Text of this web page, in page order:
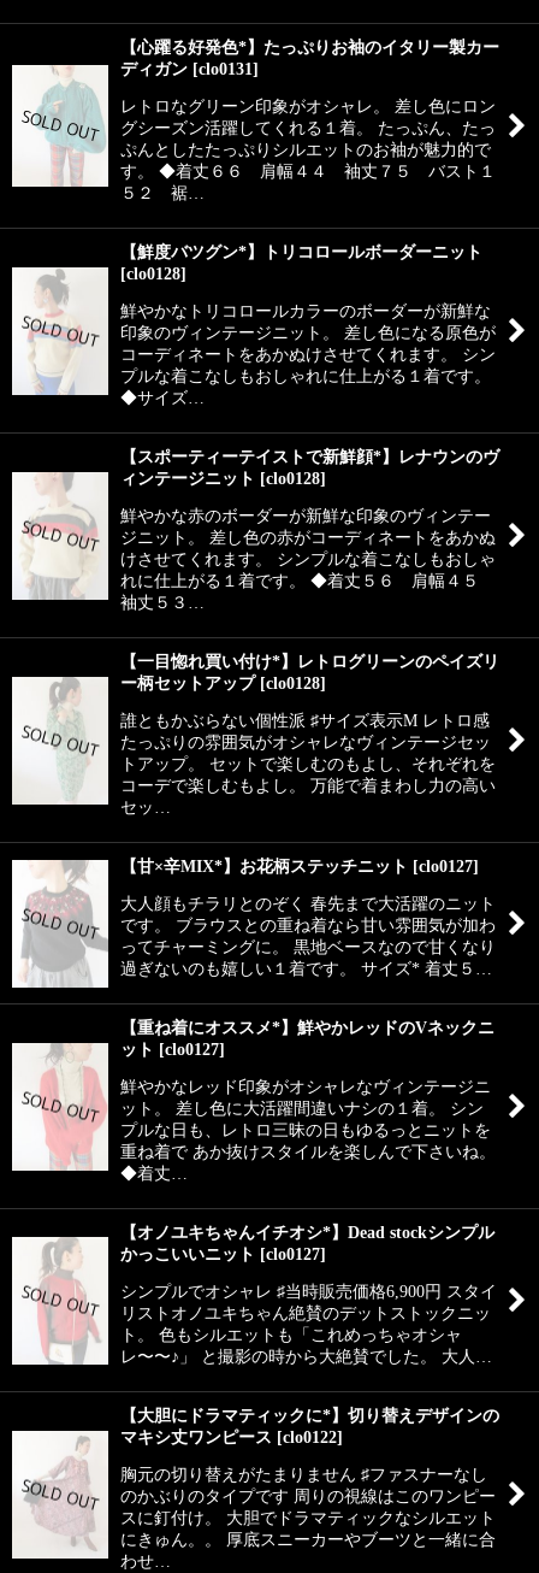
【心躍る好発色*】たっぷりお袖のイタリー製カー
ディガン [clo0131]
レトロなグリーン印象がオシャレ。 差し色にロン
グシーズン活躍してくれる１着。 たっぷん、たっ
ぷんとしたたっぷりシルエットのお袖が魅力的で
す。 ◆着丈６６ 肩幅４４ 袖丈７５ バスト１
５２ 裾…
【鮮度バツグン*】トリコロールボーダーニット
[clo0128]
鮮やかなトリコロールカラーのボーダーが新鮮な
印象のヴィンテージニット。 差し色になる原色が
コーディネートをあかぬけさせてくれます。 シン
プルな着こなしもおしゃれに仕上がる１着です。
◆サイズ…
【スポーティーテイストで新鮮顔*】レナウンのヴ
ィンテージニット [clo0128]
鮮やかな赤のボーダーが新鮮な印象のヴィンテー
ジニット。 差し色の赤がコーディネートをあかぬ
けさせてくれます。 シンプルな着こなしもおしゃ
れに仕上がる１着です。 ◆着丈５６ 肩幅４５
袖丈５３…
【一目惚れ買い付け*】レトログリーンのペイズリ
ー柄セットアップ [clo0128]
誰ともかぶらない個性派 ♯サイズ表示M レトロ感
たっぷりの雰囲気がオシャレなヴィンテージセッ
トアップ。 セットで楽しむのもよし、それぞれを
コーデで楽しむもよし。 万能で着まわし力の高い
セッ…
【甘×辛MIX*】お花柄ステッチニット [clo0127]
大人顔もチラリとのぞく 春先まで大活躍のニット
です。 ブラウスとの重ね着なら甘い雰囲気が加わ
ってチャーミングに。 黒地ベースなので甘くなり
過ぎないのも嬉しい１着です。 サイズ* 着丈５…
【重ね着にオススメ*】鮮やかレッドのVネックニ
ット [clo0127]
鮮やかなレッド印象がオシャレなヴィンテージニ
ット。 差し色に大活躍間違いナシの１着。 シン
プルな日も、レトロ三昧の日もゆるっとニットを
重ね着で あか抜けスタイルを楽しんで下さいね。
◆着丈…
【オノユキちゃんイチオシ*】Dead stockシンプル
かっこいいニット [clo0127]
シンプルでオシャレ ♯当時販売価格6,900円 スタイ
リストオノユキちゃん絶賛のデットストックニッ
ト。 色もシルエットも「これめっちゃオシャ
レ〜〜♪」 と撮影の時から大絶賛でした。 大人…
【大胆にドラマティックに*】切り替えデザインの
マキシ丈ワンピース [clo0122]
胸元の切り替えがたまりません ♯ファスナーなし
のかぶりのタイプです 周りの視線はこのワンピー
スに釘付け。 大胆でドラマティックなシルエット
にきゅん。。 厚底スニーカーやブーツと一緒に合
わせ…